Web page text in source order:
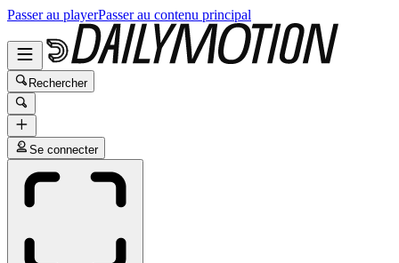
Passer au playerPasser au contenu principal
Rechercher
Se connecter